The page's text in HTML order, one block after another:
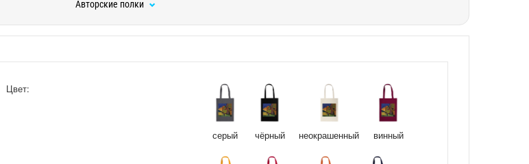
Авторские полки
Цвет:
серый чёрный неокрашенный винный